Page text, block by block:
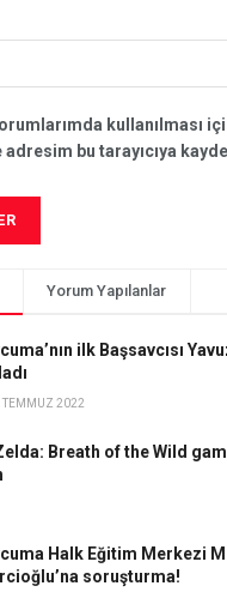
kullanılması
bu tarayıcıya
Yorum Yapılanlar
ilk Başsavcısı
TEMMUZ 2022
Breath of the Wild
Halk Eğitim Merkezi
soruşturma!